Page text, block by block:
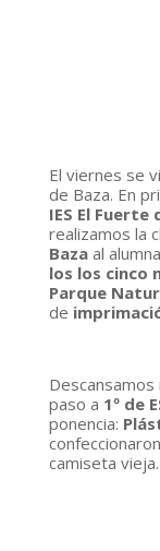
El viernes se
de Baza. En
IES El Fuerte
realizamos la
Bazaal
los los cinco
Parque
de
paso a 1º de
ponencia:
camiseta vieja.